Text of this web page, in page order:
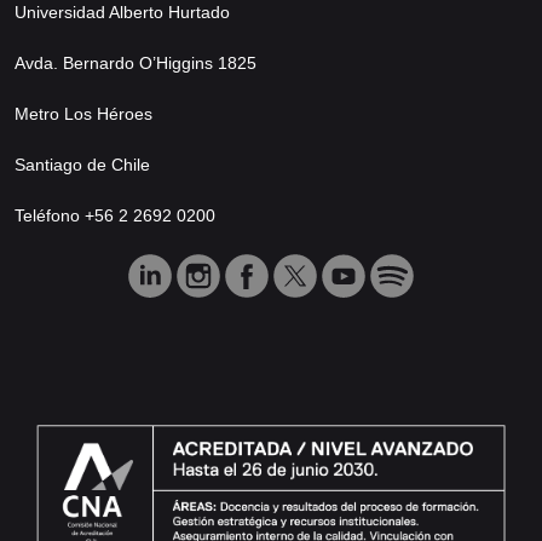
Universidad Alberto Hurtado
Avda. Bernardo O’Higgins 1825
Metro Los Héroes
Santiago de Chile
Teléfono +56 2 2692 0200